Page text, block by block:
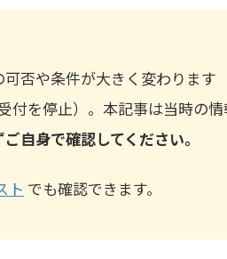
否や条件が大きく変わります
付を停止）。本記事は当時の情
自身で確認してください。
ト でも確認できます。